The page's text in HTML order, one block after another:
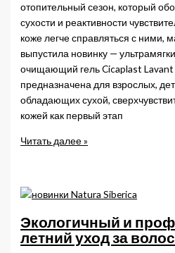
отопительный сезон, который
сухости и реактивности
коже легче справляться с ними,
выпустила новинку —
очищающий гель Cicaplast Lavant
предназначена для взрослых,
обладающих сухой,
кожей как первый этап
Ультрамягкое
сухой
и
чувствительной
кожи
—
Читать далее »
Экологичный и
летний уход за